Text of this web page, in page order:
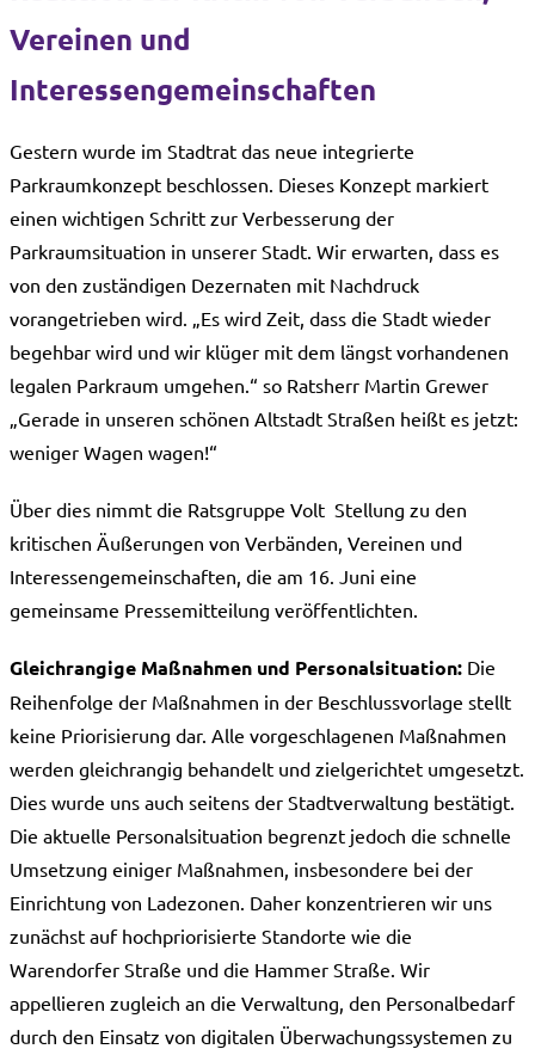
Vereinen und
Interessengemeinschaften
Gestern wurde im Stadtrat das neue integrierte
Parkraumkonzept beschlossen. Dieses Konzept markiert
einen wichtigen Schritt zur Verbesserung der
Parkraumsituation in unserer Stadt. Wir erwarten, dass es
von den zuständigen Dezernaten mit Nachdruck
vorangetrieben wird. „Es wird Zeit, dass die Stadt wieder
begehbar wird und wir klüger mit dem längst vorhandenen
legalen Parkraum umgehen.“ so Ratsherr Martin Grewer
„Gerade in unseren schönen Altstadt Straßen heißt es jetzt:
weniger Wagen wagen!“
Über dies nimmt die Ratsgruppe Volt Stellung zu den
kritischen Äußerungen von Verbänden, Vereinen und
Interessengemeinschaften, die am 16. Juni eine
gemeinsame Pressemitteilung veröffentlichten.
Gleichrangige Maßnahmen und Personalsituation: Die
Reihenfolge der Maßnahmen in der Beschlussvorlage stellt
keine Priorisierung dar. Alle vorgeschlagenen Maßnahmen
werden gleichrangig behandelt und zielgerichtet umgesetzt.
Dies wurde uns auch seitens der Stadtverwaltung bestätigt.
Die aktuelle Personalsituation begrenzt jedoch die schnelle
Umsetzung einiger Maßnahmen, insbesondere bei der
Einrichtung von Ladezonen. Daher konzentrieren wir uns
zunächst auf hochpriorisierte Standorte wie die
Warendorfer Straße und die Hammer Straße. Wir
appellieren zugleich an die Verwaltung, den Personalbedarf
durch den Einsatz von digitalen Überwachungssystemen zu